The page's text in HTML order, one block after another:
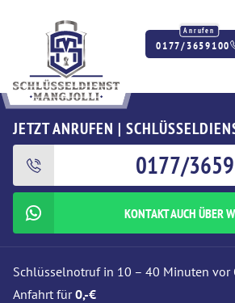
0177/3659100
JETZT ANRUFEN |
0177/
KONTAKT AUCH ÜBER
Schlüsselnotruf in 10 – 40 Minuten vor
Anfahrt für0,-€